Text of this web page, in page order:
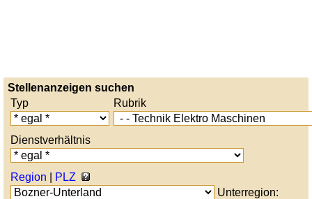
Stellenanzeigen suchen
Typ
Rubrik
Dienstverhältnis
Region
PLZ
Unterregion: